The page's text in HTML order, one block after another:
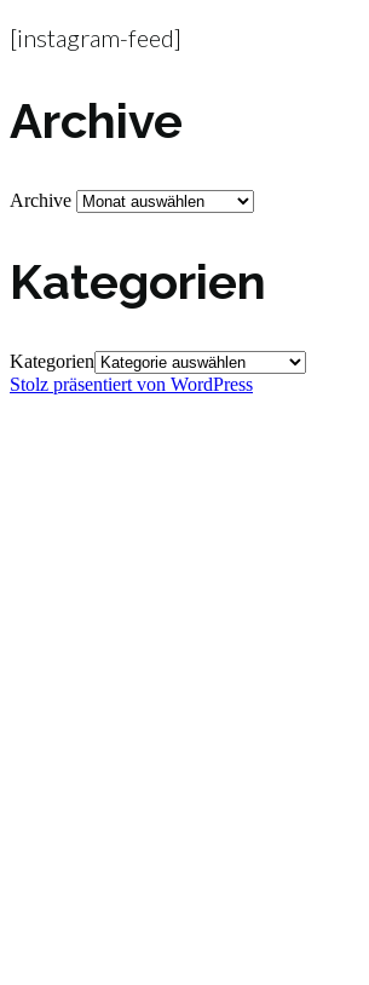
[instagram-feed]
Archive
Archive
Kategorien
Kategorien
Stolz präsentiert von WordPress